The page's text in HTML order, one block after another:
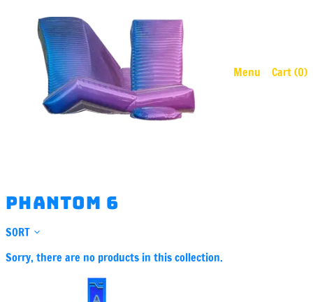
Menu Cart (0)
phantom 6
SORT
Sorry, there are no products in this collection.